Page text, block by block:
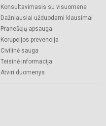
Konsultavimasis su visuomene
Dažniausiai užduodami klausimai
Pranešėjų apsauga
Korupcijos prevencija
Civilinė sauga
Teisinė informacija
Atviri duomenys